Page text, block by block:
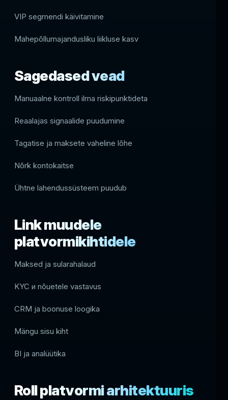
VIP segmendi käivitamine
Mahepõllumajandusliku liikluse kasv
Sagedased vead
Manuaalne kontroll ilma riskipunktideta
Reaalajas signaalide puudumine
Tagatise ja maksete vaheline lõhe
Nõrk kontokaitse
Ühtne lahendussüsteem puudub
Link muudele
platvormikihtidele
Maksed ja sularahalaud
KYC и nõuetele vastavus
CRM ja boonuse loogika
Mängu sisu kiht
BI ja analüütika
Roll platvormi arhitektuuris